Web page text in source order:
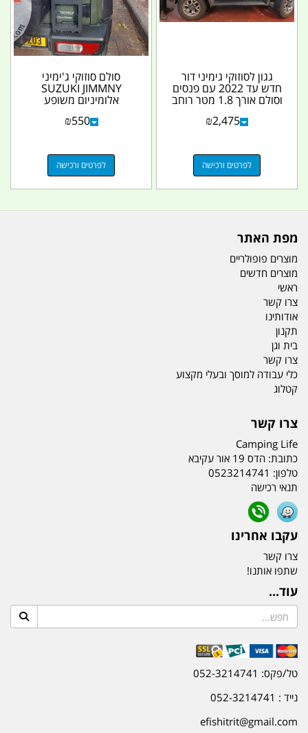
גגון לסוזוקי גימיני דור
חדש עד 2022 עם פנסים
וסולם אורך 1.8 מטר רוחב
1.25 מטר...
₪2,475
לפרטים ורכישה
סולם סוזוקי ג'ימיני
SUZUKI JIMMNY
אלומיניום משופע
מימין...
₪550
לפרטים ורכישה
מפת האתר
מוצרים פופולריים
מוצרים חדשים
ראשי
צרו קשר
אודותינו
תקנון
בית וגן
צרו קשר
כלי עבודה למוסך ובעלי מקצוע
קטלוג
צרו קשר
Camping Life
כתובת: הדס 19 אור עקיבא
טלפון: 0523214741
תנאי רכישה
עקבו אחרינו
צרו קשר
שתפו אותנו!
עוד...
טל/פקס: 052-3214741
נייד : 052-3214741
efishitrit@gmail.com